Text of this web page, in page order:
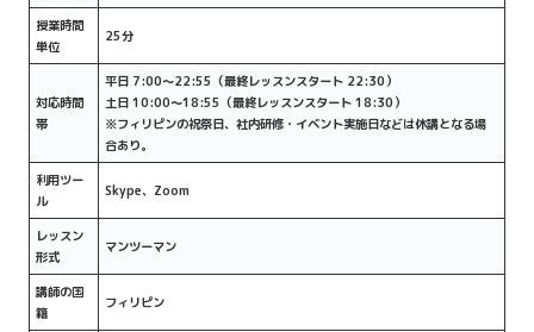
授業時間
単位
25分
対応時間
帯
平日 7:00～22:55（最終レッスンスタート 22:30）
土日 10:00～18:55（最終レッスンスタート 18:30）
※フィリピンの祝祭日、社内研修・イベント実施日などは休講となる場
合あり。
利用ツー
ル
Skype、Zoom
レッスン
形式
マンツーマン
講師の国
籍
フィリピン